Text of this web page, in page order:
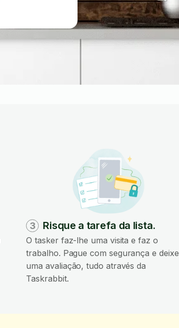
3 Risque a tarefa da lista.
O tasker faz-lhe uma visita e faz o
trabalho. Pague com segurança e deixe
uma avaliação, tudo através da
Taskrabbit.